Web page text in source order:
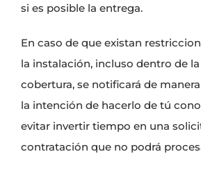
si es posible la entrega.
En caso de que existan
la instalación, incluso dentro de
cobertura, se notificará de
la intención de hacerlo de tú
evitar invertir tiempo en una
contratación que no podrá